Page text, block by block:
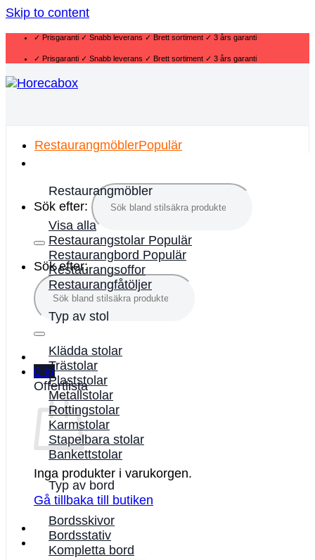
Skip to content
✓ Prisgaranti ✓ Snabb leverans ✓ Brett sortiment ✓ 3 års garanti
✓ Prisgaranti ✓ Snabb leverans ✓ Brett sortiment ✓ 3 års garanti
Sök efter:
Sök efter:
0 kr
Offertlista
Inga produkter i varukorgen.
Gå tillbaka till butiken
Restaurangmöbler
Restaurangmöbler
Visa alla
Restaurangstolar
Restaurangbord
Restaurangsoffor
Restaurangfåtöljer
Typ av stol
Klädda stolar
Trästolar
Plaststolar
Metallstolar
Rottingstolar
Karmstolar
Stapelbara stolar
Bankettstolar
Typ av bord
Bordsskivor
Bordsstativ
Kompletta bord